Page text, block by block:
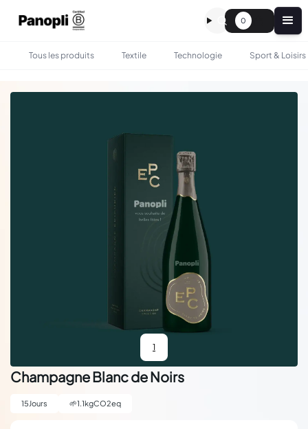
0
Tous les produits Textile Technologie Sport & Loisirs
1
Champagne Blanc de Noirs
15 Jours 🌱1.1kgCO2eq